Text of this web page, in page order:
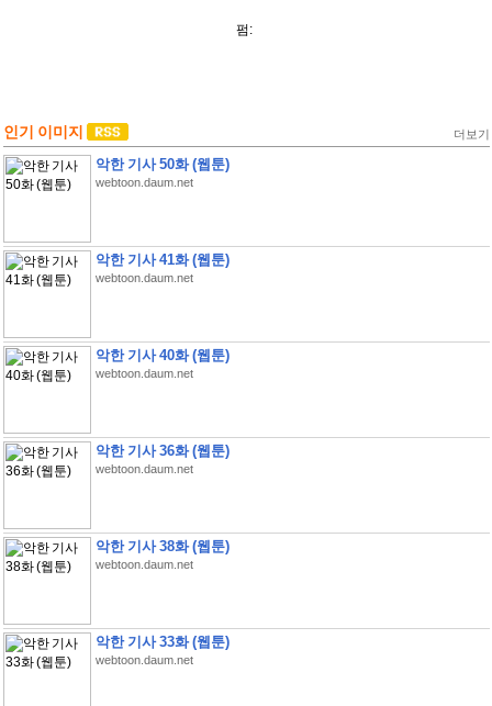
펌:
인기 이미지 더보기
악한 기사 50화 (웹툰)
webtoon.daum.net
악한 기사 41화 (웹툰)
webtoon.daum.net
악한 기사 40화 (웹툰)
webtoon.daum.net
악한 기사 36화 (웹툰)
webtoon.daum.net
악한 기사 38화 (웹툰)
webtoon.daum.net
악한 기사 33화 (웹툰)
webtoon.daum.net